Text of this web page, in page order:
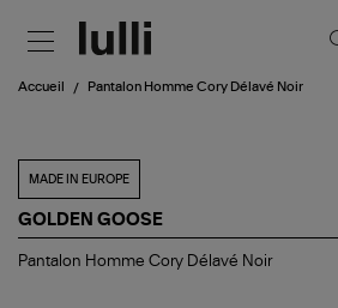
Accueil Pantalon Homme Cory Délavé Noir
MADE IN EUROPE
GOLDEN GOOSE
Pantalon
Pantalon Homme Cory Délavé Noir